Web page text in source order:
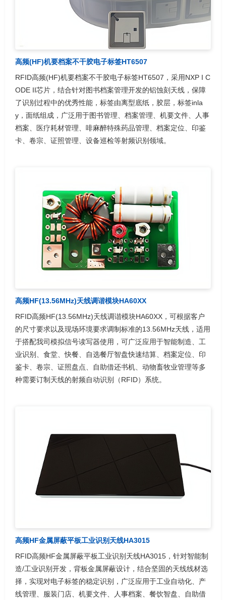
高频(HF)机要档案不干胶电子标签HT6507
RFID高频(HF)机要档案不干胶电子标签HT6507，采用NXP I C
ODE II芯片，结合针对图书档案管理开发的铝蚀刻天线，保障
了识别过程中的优秀性能，标签由离型底纸，胶层，标签inla
y，面纸组成，广泛用于图书管理、档案管理、机要文件、人事
档案、医疗耗材管理、啡麻醉特殊药品管理、档案定位、印鉴
卡、卷宗、证照管理、设备巡检等射频识别领域。
高频HF(13.56MHz)天线调谐模块HA60XX
RFID高频HF(13.56MHz)天线调谐模块HA60XX，可根据客户
的尺寸要求以及现场环境要求调制标准的13.56MHz天线，适用
于搭配我司模拟信号读写器使用，可广泛应用于智能制造、工
业识别、食堂、快餐、自选餐厅智盘快速结算、档案定位、印
鉴卡、卷宗、证照盘点、自助借还书机、动物畜牧业管理等多
种需要订制天线的射频自动识别（RFID）系统。
高频HF金属屏蔽平板工业识别天线HA3015
RFID高频HF金属屏蔽平板工业识别天线HA3015，针对智能制
造/工业识别开发，背板金属屏蔽设计，结合坚固的天线线材选
择，实现对电子标签的稳定识别，广泛应用于工业自动化、产
线管理、服装门店、机要文件、人事档案、餐饮智盘、自助借